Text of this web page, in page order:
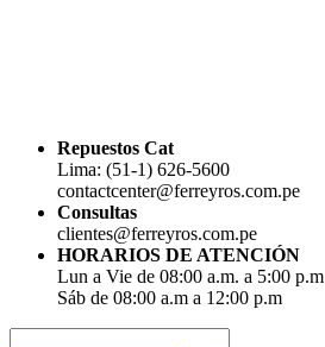
Repuestos Cat
Lima: (51-1) 626-5600
contactcenter@ferreyros.com.pe
Consultas
clientes@ferreyros.com.pe
HORARIOS DE ATENCIÓN
Lun a Vie de 08:00 a.m. a 5:00 p.m
Sáb de 08:00 a.m a 12:00 p.m